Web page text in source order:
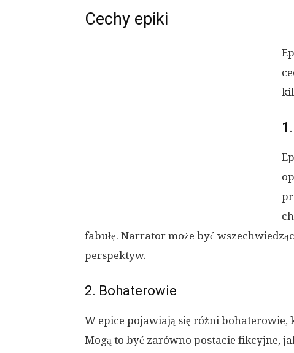
Cechy epiki
fabułę. Narrator może być
perspektyw.
2. Bohaterowie
W epice pojawiają się różni
Mogą to być zarówno postacie fikcyjne,